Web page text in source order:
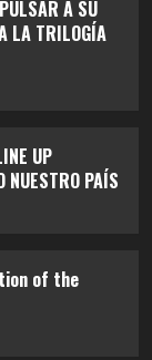
A SU
LA TRILOGÍA
UP
NUESTRO PAÍS
of the